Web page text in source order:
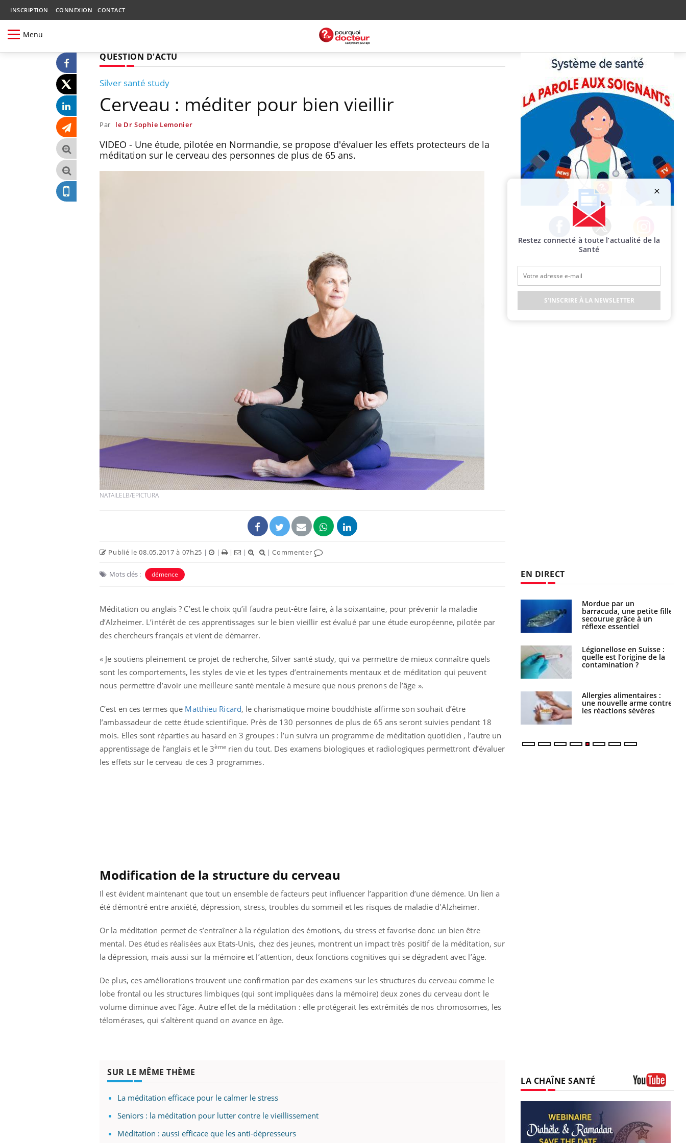
INSCRIPTION CONNEXION CONTACT
Menu
QUESTION D'ACTU
Silver santé study
Cerveau : méditer pour bien vieillir
Par le Dr Sophie Lemonier
VIDEO - Une étude, pilotée en Normandie, se propose d'évaluer les effets protecteurs de la
méditation sur le cerveau des personnes de plus de 65 ans.
NATAILELB/EPICTURA
Publié le 08.05.2017 à 07h25 | | | | |Commenter
Mots clés : démence
Méditation ou anglais ? C’est le choix qu’il faudra peut-être faire, à la soixantaine, pour prévenir la maladie
d’Alzheimer. L’intérêt de ces apprentissages sur le bien vieillir est évalué par une étude européenne, pilotée par
des chercheurs français et vient de démarrer.
« Je soutiens pleinement ce projet de recherche, Silver santé study, qui va permettre de mieux connaître quels
sont les comportements, les styles de vie et les types d’entrainements mentaux et de méditation qui peuvent
nous permettre d’avoir une meilleure santé mentale à mesure que nous prenons de l’âge ».
C’est en ces termes que Matthieu Ricard, le charismatique moine bouddhiste affirme son souhait d’être
l’ambassadeur de cette étude scientifique. Près de 130 personnes de plus de 65 ans seront suivies pendant 18
mois. Elles sont réparties au hasard en 3 groupes : l’un suivra un programme de méditation quotidien , l’autre un
apprentissage de l’anglais et le 3èmerien du tout. Des examens biologiques et radiologiques permettront d’évaluer
les effets sur le cerveau de ces 3 programmes.
Modification de la structure du cerveau
Il est évident maintenant que tout un ensemble de facteurs peut influencer l’apparition d’une démence. Un lien a
été démontré entre anxiété, dépression, stress, troubles du sommeil et les risques de maladie d'Alzheimer.
Or la méditation permet de s’entraîner à la régulation des émotions, du stress et favorise donc un bien être
mental. Des études réalisées aux Etats-Unis, chez des jeunes, montrent un impact très positif de la méditation, sur
la dépression, mais aussi sur la mémoire et l’attention, deux fonctions cognitives qui se dégradent avec l’âge.
De plus, ces améliorations trouvent une confirmation par des examens sur les structures du cerveau comme le
lobe frontal ou les structures limbiques (qui sont impliquées dans la mémoire) deux zones du cerveau dont le
volume diminue avec l’âge. Autre effet de la méditation : elle protégerait les extrémités de nos chromosomes, les
télomérases, qui s’altèrent quand on avance en âge.
SUR LE MÊME THÈME
La méditation efficace pour le calmer le stress
Seniors : la méditation pour lutter contre le vieillissement
Méditation : aussi efficace que les anti-dépresseurs
Facebook Twitter Instagram
EN DIRECT
de dormir la nuit ?
tous les jours se profile-t-
elle enfin ?
jours de vos vacances ?
pourquoi le risque de
noyade grimpe-t-il ?
freiner la propagation du
cancer ?
finalement être bénéfique
que dit la science
l'apprentissage de la
lecture ?
le coma pendant 42 jours
Mordue par un
barracuda, une petite fille
secourue grâce à un
réflexe essentiel
Légionellose en Suisse :
quelle est l’origine de la
contamination ?
Allergies alimentaires :
une nouvelle arme contre
les réactions sévères
LA CHAÎNE SANTÉ
Restez connecté à toute l’actualité de la
Santé
S'INSCRIRE À LA NEWSLETTER